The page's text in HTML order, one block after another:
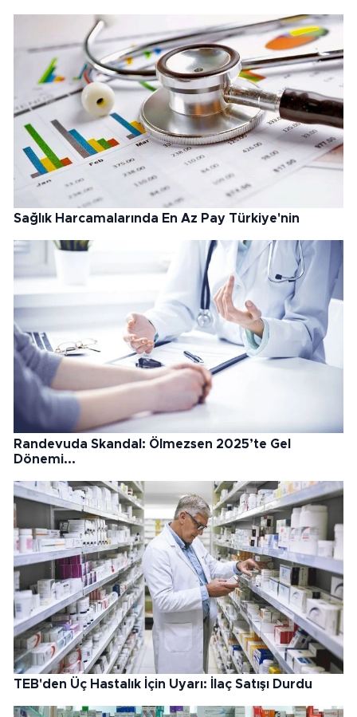
Sağlık Harcamalarında En Az Pay Türkiye'nin
Randevuda Skandal: Ölmezsen 2025’te Gel
Dönemi...
TEB'den Üç Hastalık İçin Uyarı: İlaç Satışı Durdu